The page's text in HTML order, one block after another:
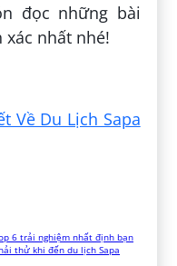
đọc những bài
nhất nhé!
Về Du Lịch Sapa